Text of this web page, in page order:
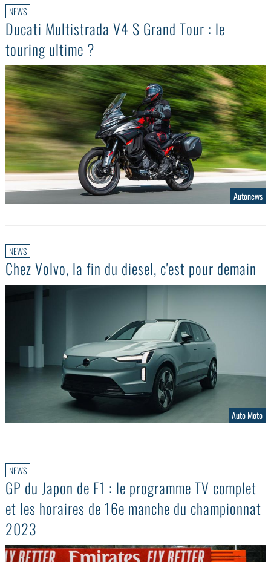
NEWS
Ducati Multistrada V4 S Grand Tour : le
touring ultime ?
Autonews
NEWS
Chez Volvo, la fin du diesel, c'est pour demain
Auto Moto
NEWS
GP du Japon de F1 : le programme TV complet
et les horaires de 16e manche du championnat
2023